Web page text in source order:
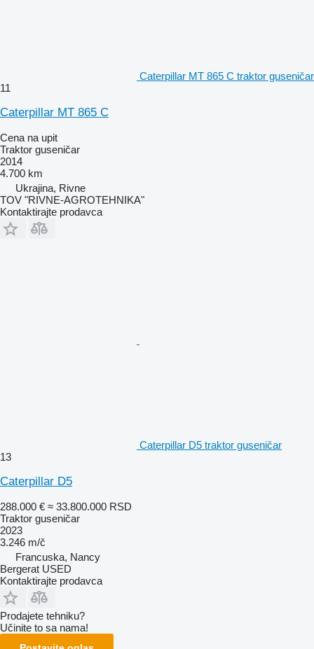
Caterpillar MT 865 C traktor guseničar
11
Caterpillar MT 865 C
Cena na upit
Traktor guseničar
2014
4.700 km
Ukrajina, Rivne
TOV "RIVNE-AGROTEHNIKA"
Kontaktirajte prodavca
Caterpillar D5 traktor guseničar
13
Caterpillar D5
288.000 € ≈ 33.800.000 RSD
Traktor guseničar
2023
3.246 m/č
Francuska, Nancy
Bergerat USED
Kontaktirajte prodavca
Prodajete tehniku?
Učinite to sa nama!